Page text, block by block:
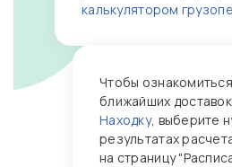
калькулятором
Чтобы
ближайших
Находку, выберите
результатах
на страницу